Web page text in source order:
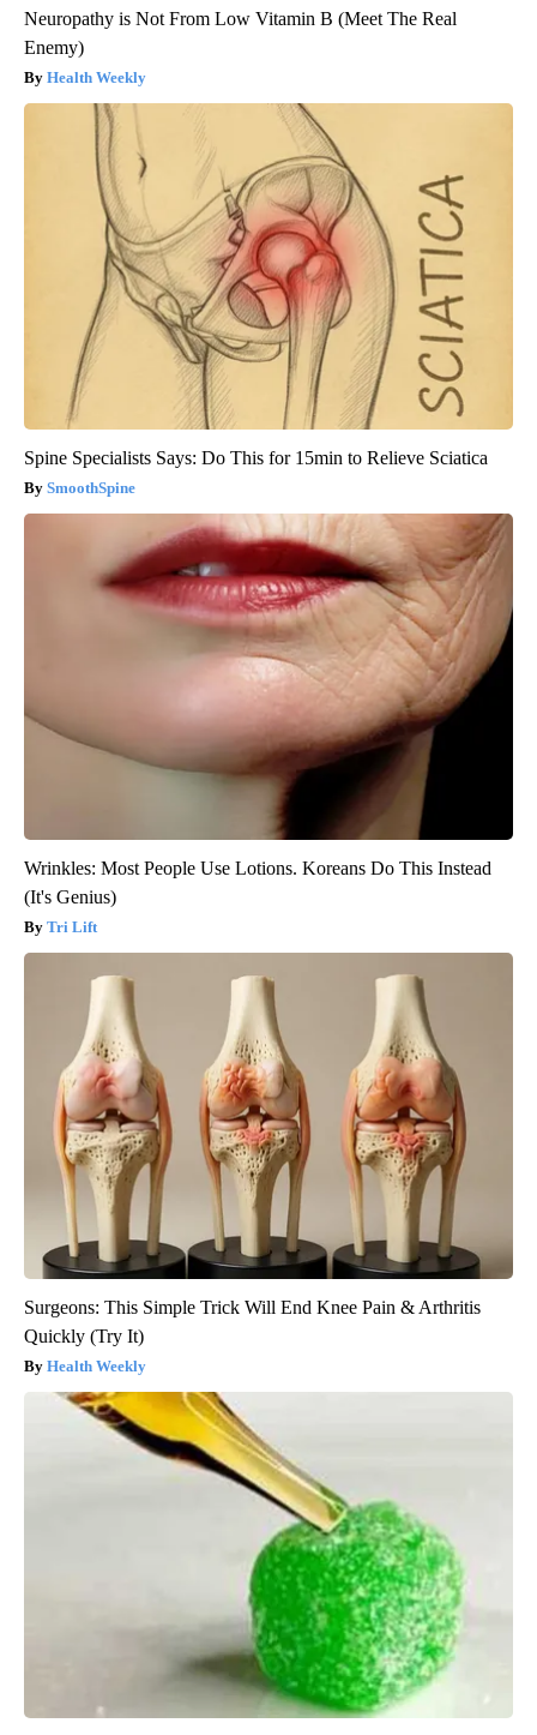
Neuropathy is Not From Low Vitamin B (Meet The Real
Enemy)
Health Weekly
Spine Specialists Says: Do This for 15min to Relieve Sciatica
SmoothSpine
Wrinkles: Most People Use Lotions. Koreans Do This Instead
(It's Genius)
Tri Lift
Surgeons: This Simple Trick Will End Knee Pain & Arthritis
Quickly (Try It)
Health Weekly